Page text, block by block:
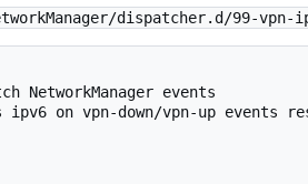
dispatcher.d/99-vpn-
NetworkManager events
ipv6 on vpn-down/vpn-up events